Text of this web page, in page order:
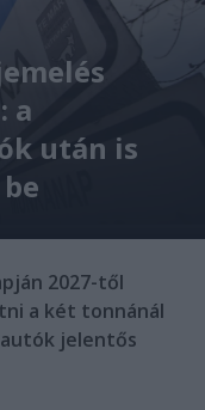
a
után is
2027-től
a két tonnánál
jelentős